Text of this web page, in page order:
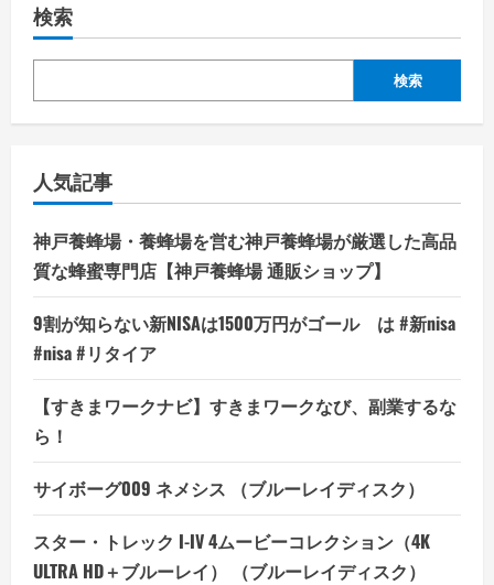
検索
検索
人気記事
神戸養蜂場・養蜂場を営む神戸養蜂場が厳選した高品
質な蜂蜜専門店【神戸養蜂場 通販ショップ】
9割が知らない新NISAは1500万円がゴール は #新nisa
#nisa #リタイア
【すきまワークナビ】すきまワークなび、副業するな
ら！
サイボーグ009 ネメシス （ブルーレイディスク）
スター・トレック I-IV 4ムービーコレクション（4K
ULTRA HD＋ブルーレイ） （ブルーレイディスク）